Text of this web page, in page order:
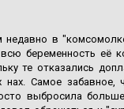
в
беременность её
те отказались
Самое
выбросила